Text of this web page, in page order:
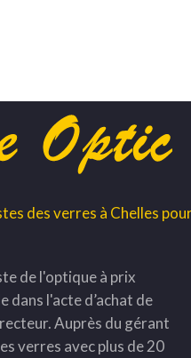
des verres à Chelles
de l'optique à prix
dans l'acte d’achat de
Auprès du gérant
verres avec plus de 20